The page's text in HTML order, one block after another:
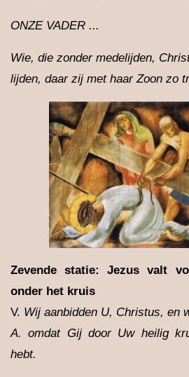
ONZE VADER ...
Wie, die zonder medelijden,
lijden, daar zij met haar Zoon zo
Zevende statie: Jezus valt
onder het kruis
V. Wij aanbidden U, Christus, en
A.omdat Gij door Uw heilig
hebt.